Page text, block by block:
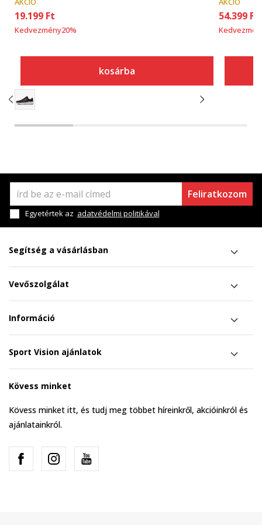
19.199 Ft
Kedvezmény20%
kosárba
54.399 Ft
Feliratkozom
Egyetértek az adatvédelmi politikával
Segítség a vásárlásban
Vevőszolgálat
Információ
Sport Vision ajánlatok
Kövess minket
Kövess minket itt, és tudj meg többet híreinkről, akcióinkról és
ajánlatainkról.